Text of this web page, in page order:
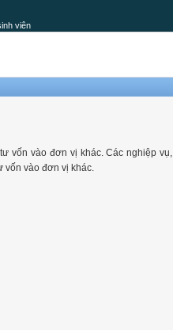
viên
vốn vào đơn vị khác. Các nghiệp vụ,
vốn vào đơn vị khác.